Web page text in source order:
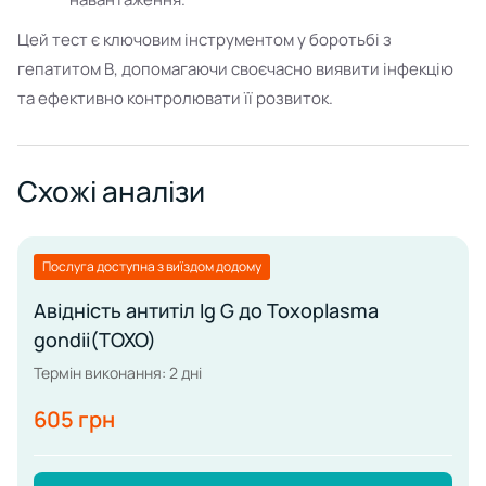
Цей тест є ключовим інструментом у боротьбі з
гепатитом В, допомагаючи своєчасно виявити інфекцію
та ефективно контролювати її розвиток.
Схожі аналізи
Послуга доступна з виїздом додому
Авідність антитіл Ig G до Toxoplasma
gondii(TOXO)
Термін виконання: 2 дні
605 грн